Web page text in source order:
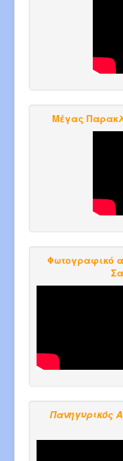
Μέγας
Φωτογραφικό
Πανηγυρικός